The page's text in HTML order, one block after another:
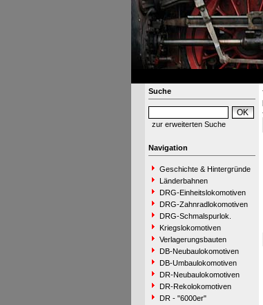
Suche
zur erweiterten Suche
Navigation
Geschichte & Hintergründe
Länderbahnen
DRG-Einheitslokomotiven
DRG-Zahnradlokomotiven
DRG-Schmalspurlok.
Kriegslokomotiven
Verlagerungsbauten
DB-Neubaulokomotiven
DB-Umbaulokomotiven
DR-Neubaulokomotiven
DR-Rekolokomotiven
DR - "6000er"